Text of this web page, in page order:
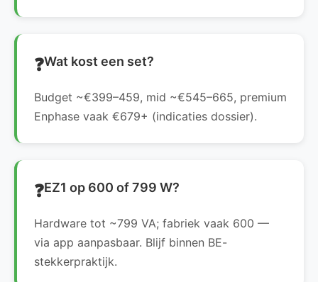
Wat kost een set?
Budget ~€399–459, mid ~€545–665, premium
Enphase vaak €679+ (indicaties dossier).
EZ1 op 600 of 799 W?
Hardware tot ~799 VA; fabriek vaak 600 —
via app aanpasbaar. Blijf binnen BE-
stekkerpraktijk.